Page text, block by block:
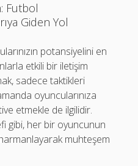
Futbol
Giden Yol
potansiyelini en
etkili bir iletişim
sadece taktikleri
oyuncularınıza
etmekle de ilgilidir.
gibi, her bir oyuncunun
muhteşem